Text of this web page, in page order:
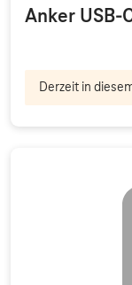
Anker USB-
Derzeit in